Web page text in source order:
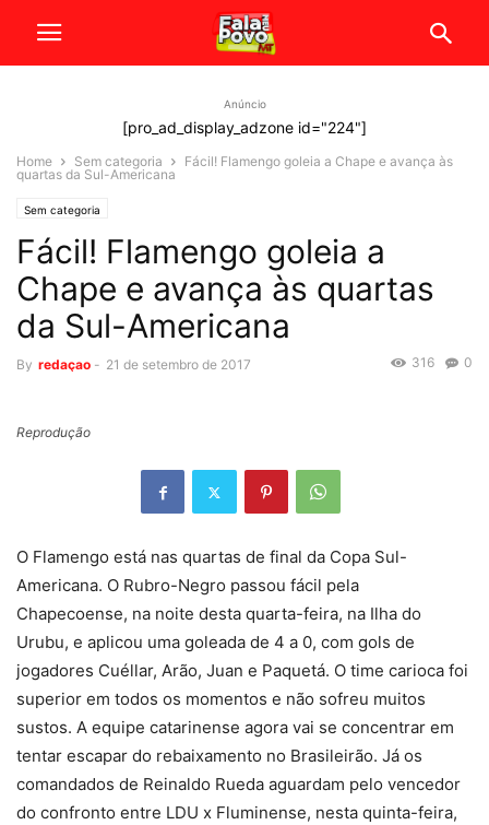
Anúncio
[pro_ad_display_adzone id="224"]
Home Sem categoria
Fácil! Flamengo goleia a Chape e avança às
quartas da Sul-Americana
Sem categoria
Fácil! Flamengo goleia a
Chape e avança às quartas
da Sul-Americana
By redaçao - 21 de setembro de 2017 0
316
Reprodução
O Flamengo está nas quartas de final da Copa Sul-
Americana. O Rubro-Negro passou fácil pela
Chapecoense, na noite desta quarta-feira, na Ilha do
Urubu, e aplicou uma goleada de 4 a 0, com gols de
jogadores Cuéllar, Arão, Juan e Paquetá. O time carioca foi
superior em todos os momentos e não sofreu muitos
sustos. A equipe catarinense agora vai se concentrar em
tentar escapar do rebaixamento no Brasileirão. Já os
comandados de Reinaldo Rueda aguardam pelo vencedor
do confronto entre LDU x Fluminense, nesta quinta-feira,